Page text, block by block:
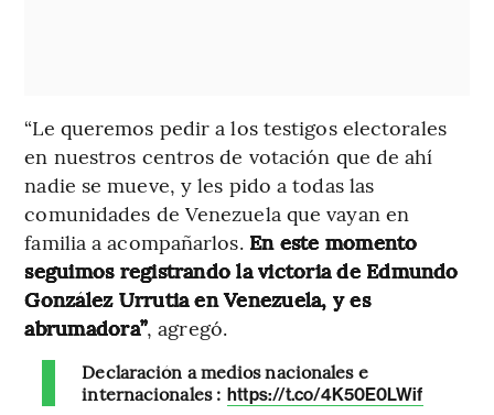
“Le queremos pedir a los testigos electorales
en nuestros centros de votación que de ahí
nadie se mueve, y les pido a todas las
comunidades de Venezuela que vayan en
familia a acompañarlos.En este momento
seguimos registrando la victoria de Edmundo
González Urrutia en Venezuela, y es
abrumadora”, agregó.
Declaración a medios nacionales e
internacionales : https://t.co/4K50E0LWif